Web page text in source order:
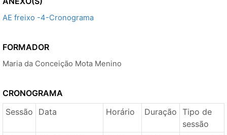
AE freixo -4-Cronograma
FORMADOR
Maria da Conceição Mota Menino
CRONOGRAMA
Sessão
Data Horário Duração Tipo de
sessão